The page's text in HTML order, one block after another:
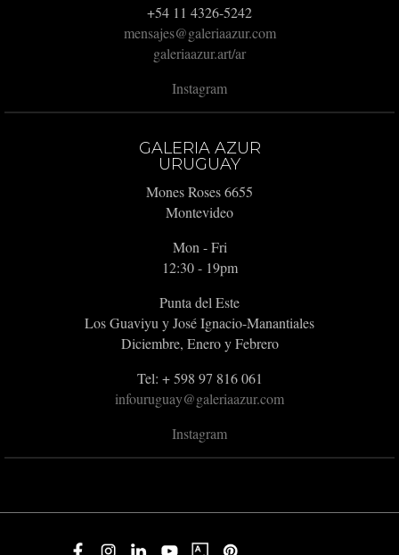
+54 11 4326-5242
mensajes@galeriaazur.com
galeriaazur.art/ar
Instagram
GALERIA AZUR
URUGUAY
Mones Roses 6655
Montevideo
Mon - Fri
12:30 - 19pm
Punta del Este
Los Guaviyu y José Ignacio-Manantiales
Diciembre, Enero y Febrero
Tel: + 598 97 816 061
infouruguay@galeriaazur.com
Instagram